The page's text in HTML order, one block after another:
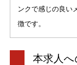
ンクで感じの良い
徴です。
本求人